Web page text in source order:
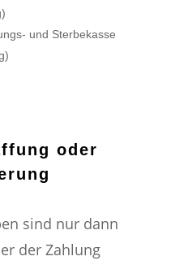
und Sterbekasse
oder
sind nur dann
der Zahlung